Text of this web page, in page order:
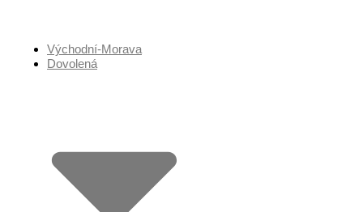
Východní-Morava
Dovolená